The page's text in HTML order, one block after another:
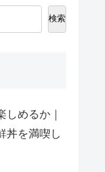
検索
めるか｜
丼を満喫し